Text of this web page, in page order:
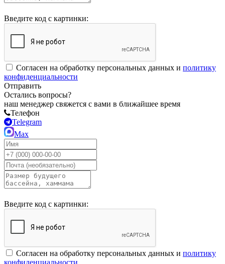
Введите код с картинки:
Согласен на обработку персональных данных и политику
конфиденциальности
Отправить
Остались вопросы?
наш менеджер свяжется с вами в ближайшее время
Телефон
Telegram
Max
Введите код с картинки:
Согласен на обработку персональных данных и политику
конфиденциальности